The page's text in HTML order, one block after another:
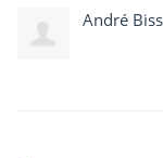
André